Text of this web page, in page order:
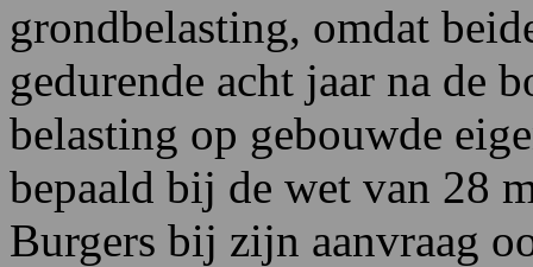
grondbelasting, omdat
gedurende acht jaar na de
belasting op gebouwde
bepaald bij de wet van 28
Burgers bij zijn aanvraag